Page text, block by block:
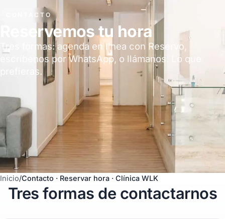
CONTACTO
Reservemos tu hora
Tres formas: agenda en línea con Reservo,
escríbenos por WhatsApp, o llámanos. Lo que
prefieras.
Inicio/Contacto · Reservar hora · Clínica WLK
Tres formas de contactarnos